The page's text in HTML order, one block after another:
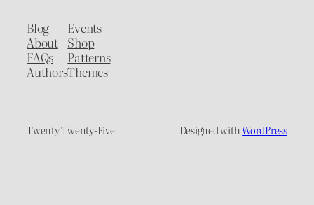
Blog
About
FAQs
Authors
Events
Shop
Patterns
Themes
Twenty Twenty-Five Designed withWordPress